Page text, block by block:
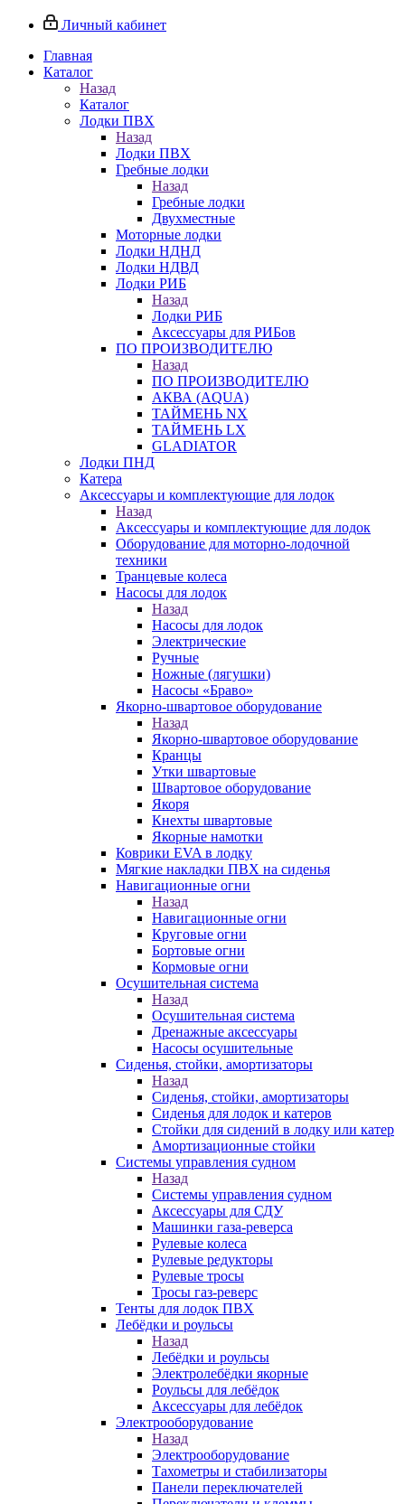
Личный кабинет
Главная
Каталог
Назад
Каталог
Лодки ПВХ
Назад
Лодки ПВХ
Гребные лодки
Назад
Гребные лодки
Двухместные
Моторные лодки
Лодки НДНД
Лодки НДВД
Лодки РИБ
Назад
Лодки РИБ
Аксессуары для РИБов
ПО ПРОИЗВОДИТЕЛЮ
Назад
ПО ПРОИЗВОДИТЕЛЮ
АКВА (AQUA)
ТАЙМЕНЬ NX
ТАЙМЕНЬ LX
GLADIATOR
Лодки ПНД
Катера
Аксессуары и комплектующие для лодок
Назад
Аксессуары и комплектующие для лодок
Оборудование для моторно-лодочной
техники
Транцевые колеса
Насосы для лодок
Назад
Насосы для лодок
Электрические
Ручные
Ножные (лягушки)
Насосы «Браво»
Якорно-швартовое оборудование
Назад
Якорно-швартовое оборудование
Кранцы
Утки швартовые
Швартовое оборудование
Якоря
Кнехты швартовые
Якорные намотки
Коврики EVA в лодку
Мягкие накладки ПВХ на сиденья
Навигационные огни
Назад
Навигационные огни
Круговые огни
Бортовые огни
Кормовые огни
Осушительная система
Назад
Осушительная система
Дренажные аксессуары
Насосы осушительные
Сиденья, стойки, амортизаторы
Назад
Сиденья, стойки, амортизаторы
Сиденья для лодок и катеров
Стойки для сидений в лодку или катер
Амортизационные стойки
Системы управления судном
Назад
Системы управления судном
Аксессуары для СДУ
Машинки газа-реверса
Рулевые колеса
Рулевые редукторы
Рулевые тросы
Тросы газ-реверс
Тенты для лодок ПВХ
Лебёдки и роульсы
Назад
Лебёдки и роульсы
Электролебёдки якорные
Роульсы для лебёдок
Аксессуары для лебёдок
Электрооборудование
Назад
Электрооборудование
Тахометры и стабилизаторы
Панели переключателей